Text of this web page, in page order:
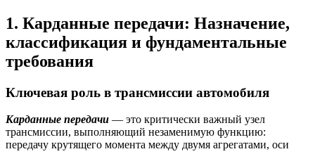
1. Карданные передачи: Назначение,
классификация и фундаментальные
требования
Ключевая роль в трансмиссии автомобиля
Карданные передачи — это критически важный узел
трансмиссии, выполняющий незаменимую функцию:
передачу крутящего момента между двумя агрегатами, оси